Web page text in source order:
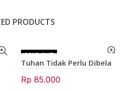
PRODUCTS
SOLD OUT
Tuhan Tidak Perlu Dibela
Rp 85.000